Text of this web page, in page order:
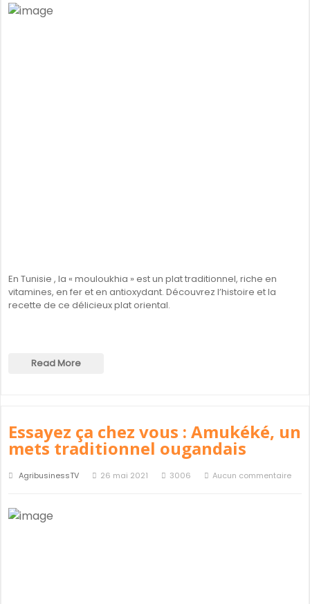
En Tunisie , la « mouloukhia » est un plat traditionnel, riche en
vitamines, en fer et en antioxydant. Découvrez l’histoire et la
recette de ce délicieux plat oriental.
Read More
Essayez ça chez vous : Amukéké, un
mets traditionnel ougandais
AgribusinessTV 26 mai 2021 3006 Aucun commentaire